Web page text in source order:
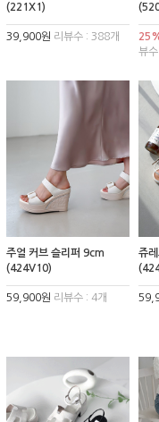
(221X1)
39,900원 리뷰수 : 388개
뷰
주얼 커브 슬리퍼 9cm
(424V10)
59,900원 리뷰수 : 4개
쥬